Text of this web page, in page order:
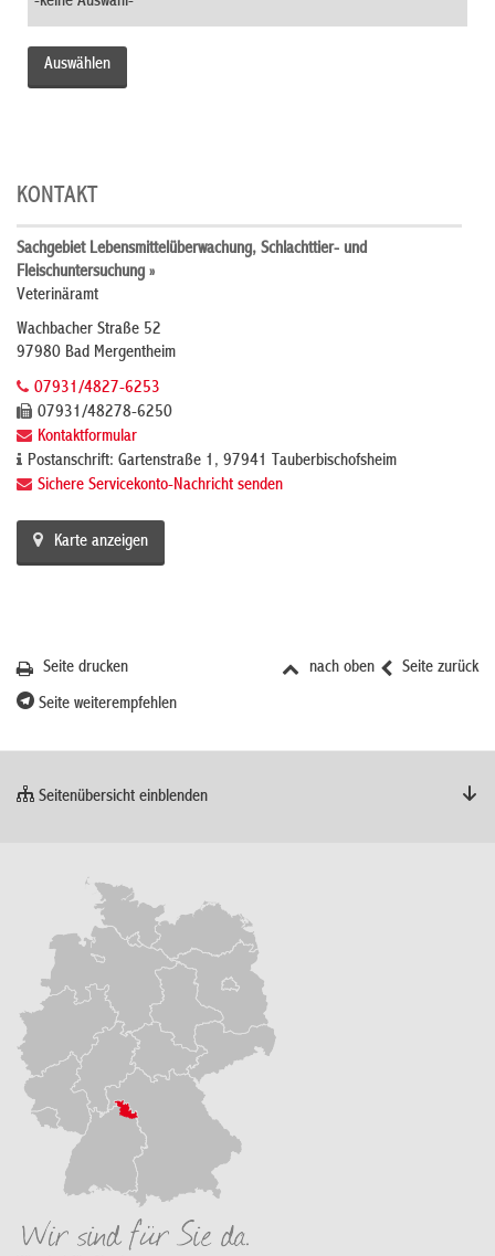
KONTAKT
Sachgebiet Lebensmittelüberwachung, Schlachttier- und
Fleischuntersuchung »
Veterinäramt
Wachbacher Straße 52
97980 Bad Mergentheim
07931/4827-6253
07931/48278-6250
Kontaktformular
Postanschrift: Gartenstraße 1, 97941 Tauberbischofsheim
Sichere Servicekonto-Nachricht senden
Karte anzeigen
Seite zurück
nach oben
Seite drucken
Seite weiterempfehlen
Seitenübersicht einblenden